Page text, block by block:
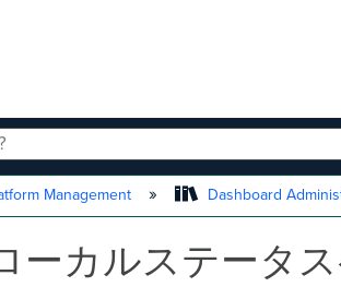
GLOBAL HIERARCHY
Management Dashboard
ーカルステータ